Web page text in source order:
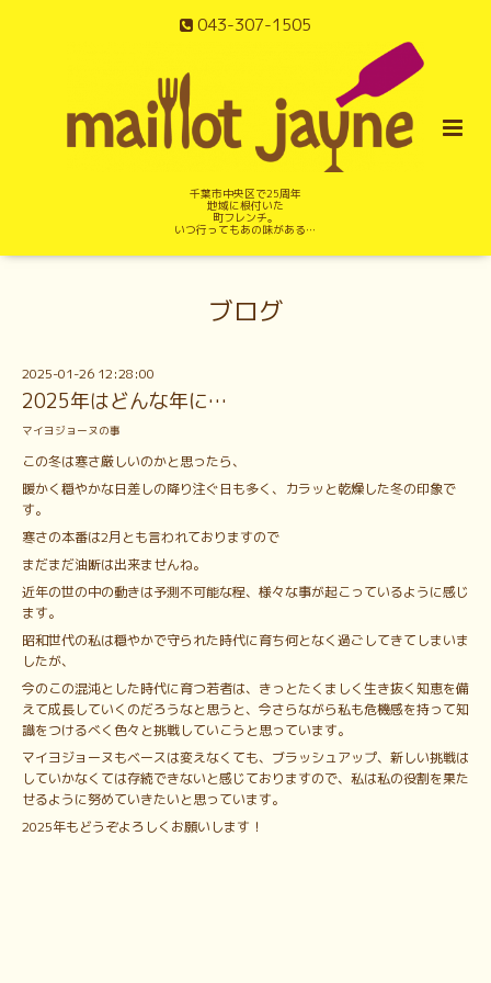
043-307-1505
千葉市中央区で25周年
地域に根付いた
町フレンチ。
いつ行ってもあの味がある…
ブログ
2025-01-26 12:28:00
2025年はどんな年に…
マイヨジョーヌの事
この冬は寒さ厳しいのかと思ったら、
暖かく穏やかな日差しの降り注ぐ日も多く、カラッと乾燥した冬の印象で
す。
寒さの本番は2月とも言われておりますので
まだまだ油断は出来ませんね。
近年の世の中の動きは予測不可能な程、様々な事が起こっているように感じ
ます。
昭和世代の私は穏やかで守られた時代に育ち何となく過ごしてきてしまいま
したが、
今のこの混沌とした時代に育つ若者は、きっとたくましく生き抜く知恵を備
えて成長していくのだろうなと思うと、今さらながら私も危機感を持って知
識をつけるべく色々と挑戦していこうと思っています。
マイヨジョーヌもベースは変えなくても、ブラッシュアップ、新しい挑戦は
していかなくては存続できないと感じておりますので、私は私の役割を果た
せるように努めていきたいと思っています。
2025年もどうぞよろしくお願いします！